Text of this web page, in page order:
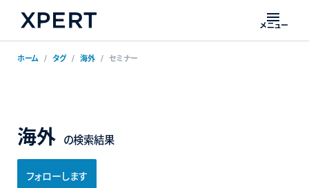
メニュー
ホーム タグ 海外 セミナー
海外 の検索結果
フォローします